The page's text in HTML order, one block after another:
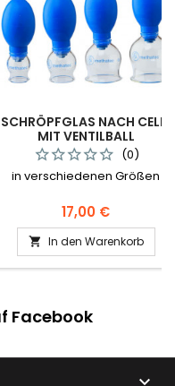
SCHRÖPFGLAS NACH CELIK
MIT VENTILBALL
(0)
in verschiedenen Größen
Preis
17,00 €
 In den Warenkorb
Facebook